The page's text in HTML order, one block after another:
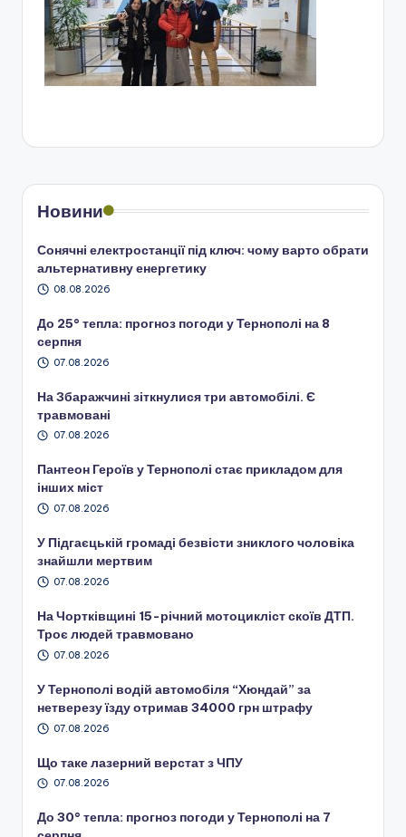
Новини
Сонячні електростанції під ключ: чому варто обрати
альтернативну енергетику
08.08.2026
До 25° тепла: прогноз погоди у Тернополі на 8
серпня
07.08.2026
На Збаражчині зіткнулися три автомобілі. Є
травмовані
07.08.2026
Пантеон Героїв у Тернополі стає прикладом для
інших міст
07.08.2026
У Підгаєцькій громаді безвісти зниклого чоловіка
знайшли мертвим
07.08.2026
На Чортківщині 15-річний мотоцикліст скоїв ДТП.
Троє людей травмовано
07.08.2026
У Тернополі водій автомобіля “Хюндай” за
нетверезу їзду отримав 34000 грн штрафу
07.08.2026
Що таке лазерний верстат з ЧПУ
07.08.2026
До 30° тепла: прогноз погоди у Тернополі на 7